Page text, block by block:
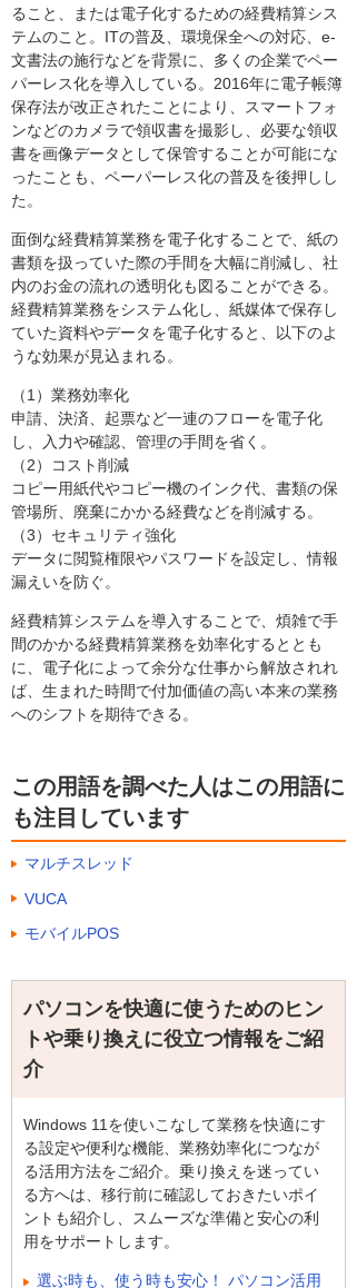
ること、または電子化するための経費精算シス
テムのこと。ITの普及、環境保全への対応、e-
文書法の施行などを背景に、多くの企業でペー
パーレス化を導入している。2016年に電子帳簿
保存法が改正されたことにより、スマートフォ
ンなどのカメラで領収書を撮影し、必要な領収
書を画像データとして保管することが可能にな
ったことも、ペーパーレス化の普及を後押しし
た。
面倒な経費精算業務を電子化することで、紙の
書類を扱っていた際の手間を大幅に削減し、社
内のお金の流れの透明化も図ることができる。
経費精算業務をシステム化し、紙媒体で保存し
ていた資料やデータを電子化すると、以下のよ
うな効果が見込まれる。
（1）業務効率化
申請、決済、起票など一連のフローを電子化
し、入力や確認、管理の手間を省く。
（2）コスト削減
コピー用紙代やコピー機のインク代、書類の保
管場所、廃棄にかかる経費などを削減する。
（3）セキュリティ強化
データに閲覧権限やパスワードを設定し、情報
漏えいを防ぐ。
経費精算システムを導入することで、煩雑で手
間のかかる経費精算業務を効率化するととも
に、電子化によって余分な仕事から解放されれ
ば、生まれた時間で付加価値の高い本来の業務
へのシフトを期待できる。
この用語を調べた人はこの用語に
も注目しています
マルチスレッド
VUCA
モバイルPOS
パソコンを快適に使うためのヒン
トや乗り換えに役立つ情報をご紹
介
Windows 11を使いこなして業務を快適にす
る設定や便利な機能、業務効率化につなが
る活用方法をご紹介。乗り換えを迷ってい
る方へは、移行前に確認しておきたいポイ
ントも紹介し、スムーズな準備と安心の利
用をサポートします。
選ぶ時も、使う時も安心！ パソコン活用